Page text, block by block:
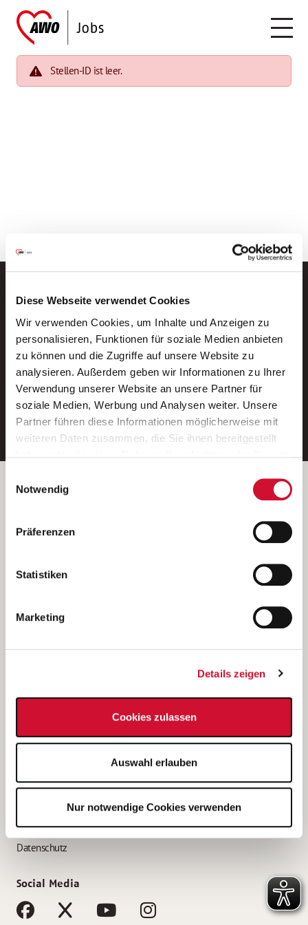
Diese Webseite verwendet Cookies
Wir verwenden Cookies, um Inhalte und Anzeigen zu
personalisieren, Funktionen für soziale Medien anbieten
zu können und die Zugriffe auf unsere Website zu
analysieren. Außerdem geben wir Informationen zu Ihrer
Verwendung unserer Website an unsere Partner für
soziale Medien, Werbung und Analysen weiter. Unsere
Partner führen diese Informationen möglicherweise mit
weiteren Daten zusammen, die Sie ihnen bereitgestellt
Wenn Sie auf „Cookies zulassen“ klicken, so stimmen
Sie der Speicherung sämtlicher Cookies zu. Sie können
Ihre Einwilligung selbstverständlich jederzeit widerrufen,
indem Sie die Cookie-Einstellungen aufrufen und diese
unsererDatenschutzerklärung
Notwendig
Präferenzen
Statistiken
Marketing
Details zeigen
Cookies zulassen
Auswahl erlauben
Nur notwendige Cookies verwenden
Stellen-ID ist leer.
Neue Stellen per E-Mail.
Ein kostenloser Service von AWO
Jobs.
E-Mail-Adresse eintragen
Betreiber der Webseite
Kantstraße 45a
(Ein Tochterunternehmen des AWO Bezirksverbandes Unterfranken
e.V.)
Bewerbung als Altenpflegehelfer*in
Bewerbung als Erzieher*in
AWO Gliederungen nach Bundesland
Impressum
Datenschutz
Social Media